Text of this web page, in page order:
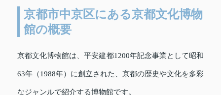
京都市中京区にある京都文化博物
館の概要
京都文化博物館は、平安建都1200年記念事業として昭和
63年（1988年）に創立された、京都の歴史や文化を多彩
なジャンルで紹介する博物館です。